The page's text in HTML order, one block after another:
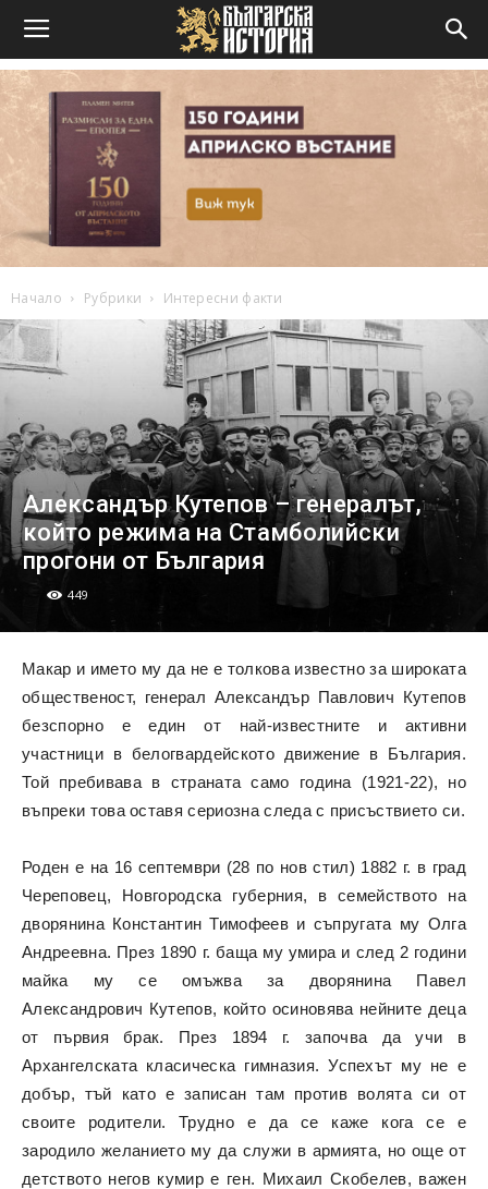
Начало Рубрики Интересни факти
Александър Кутепов – генералът,
който режима на Стамболийски
прогони от България
449
Макар и името му да не е толкова известно за широката
общественост, генерал Александър Павлович Кутепов
безспорно е един от най-известните и активни
участници в белогвардейското движение в България.
Той пребивава в страната само година (1921-22), но
въпреки това оставя сериозна следа с присъствието си.
Роден е на 16 септември (28 по нов стил) 1882 г. в град
Череповец, Новгородска губерния, в семейството на
дворянина Константин Тимофеев и съпругата му Олга
Андреевна. През 1890 г. баща му умира и след 2 години
майка му се омъжва за дворянина Павел
Александрович Кутепов, който осиновява нейните деца
от първия брак. През 1894 г. започва да учи в
Архангелската класическа гимназия. Успехът му не е
добър, тъй като е записан там против волята си от
своите родители. Трудно е да се каже кога се е
зародило желанието му да служи в армията, но още от
детството негов кумир е ген. Михаил Скобелев, важен